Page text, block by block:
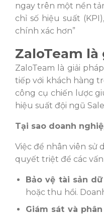
ngay trên một nền
chỉ số hiệu suất
chính xác hơn”
ZaloTeam
ZaloTeam là giải
tiếp với khách hàng
công cụ chiến lược
hiệu suất đội ngũ
Tại sao doanh
Việc để nhân viên sử
quyết triệt để các
Bảo vệ tài sản
hoặc thu hồi.
Giám sát và